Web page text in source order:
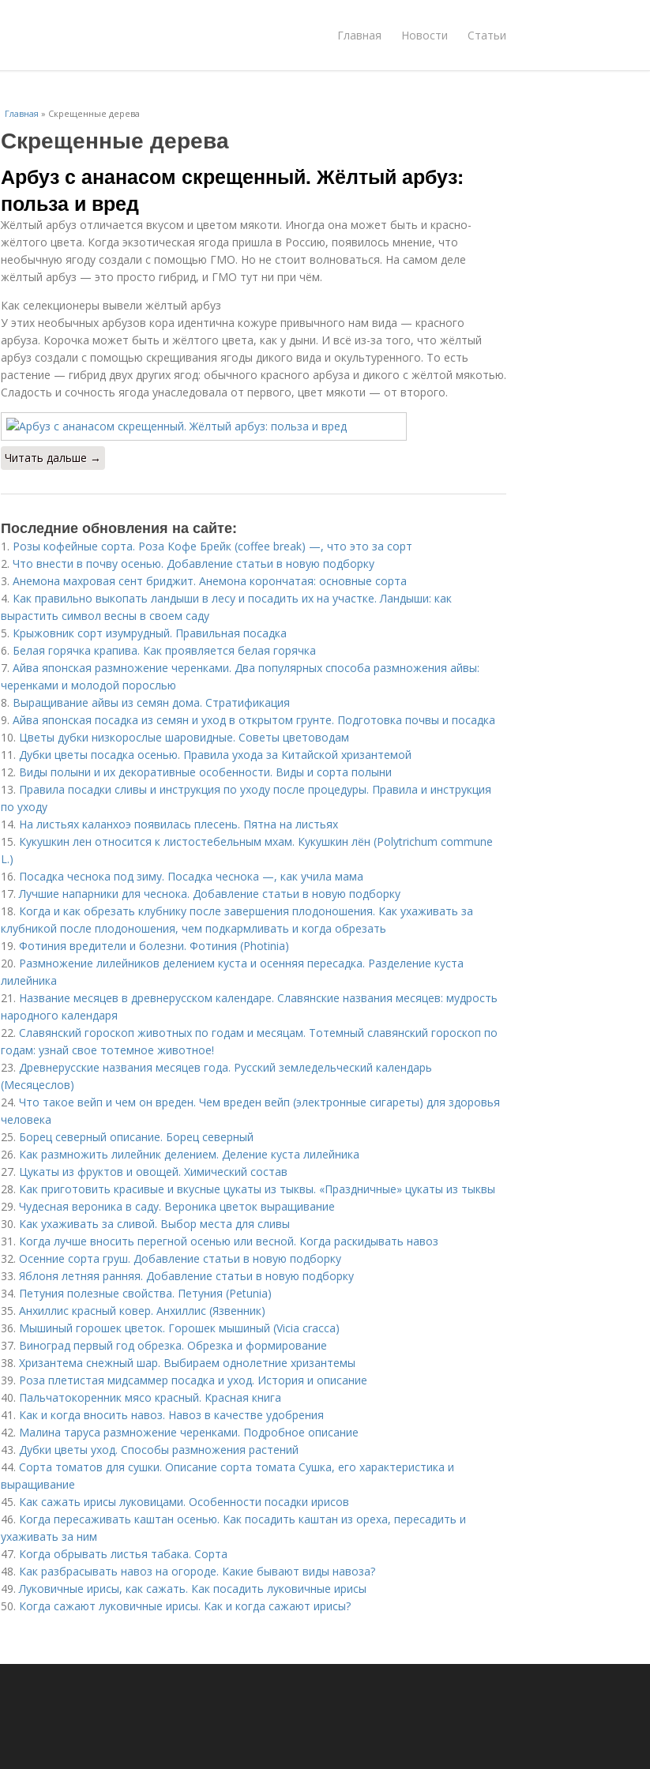
Главная Новости Статьи
Главная » Скрещенные дерева
Скрещенные дерева
Арбуз с ананасом скрещенный. Жёлтый арбуз:
польза и вред
Жёлтый арбуз отличается вкусом и цветом мякоти. Иногда она может быть и красно-
жёлтого цвета. Когда экзотическая ягода пришла в Россию, появилось мнение, что
необычную ягоду создали с помощью ГМО. Но не стоит волноваться. На самом деле
жёлтый арбуз — это просто гибрид, и ГМО тут ни при чём.
Как селекционеры вывели жёлтый арбуз
У этих необычных арбузов кора идентична кожуре привычного нам вида — красного
арбуза. Корочка может быть и жёлтого цвета, как у дыни. И всё из-за того, что жёлтый
арбуз создали с помощью скрещивания ягоды дикого вида и окультуренного. То есть
растение — гибрид двух других ягод: обычного красного арбуза и дикого с жёлтой мякотью.
Сладость и сочность ягода унаследовала от первого, цвет мякоти — от второго.
Читать дальше →
Последние обновления на сайте:
1. Розы кофейные сорта. Роза Кофе Брейк (coffee break) —, что это за сорт
2. Что внести в почву осенью. Добавление статьи в новую подборку
3. Анемона махровая сент бриджит. Анемона корончатая: основные сорта
4. Как правильно выкопать ландыши в лесу и посадить их на участке. Ландыши: как
вырастить символ весны в своем саду
5. Крыжовник сорт изумрудный. Правильная посадка
6. Белая горячка крапива. Как проявляется белая горячка
7. Айва японская размножение черенками. Два популярных способа размножения айвы:
черенками и молодой порослью
8. Выращивание айвы из семян дома. Стратификация
9. Айва японская посадка из семян и уход в открытом грунте. Подготовка почвы и посадка
10. Цветы дубки низкорослые шаровидные. Советы цветоводам
11. Дубки цветы посадка осенью. Правила ухода за Китайской хризантемой
12. Виды полыни и их декоративные особенности. Виды и сорта полыни
13. Правила посадки сливы и инструкция по уходу после процедуры. Правила и инструкция
по уходу
14. На листьях каланхоэ появилась плесень. Пятна на листьях
15. Кукушкин лен относится к листостебельным мхам. Кукушкин лён (Polytrichum commune
L.)
16. Посадка чеснока под зиму. Посадка чеснока —, как учила мама
17.Лучшие напарники для чеснока. Добавление статьи в новую подборку
18. Когда и как обрезать клубнику после завершения плодоношения. Как ухаживать за
клубникой после плодоношения, чем подкармливать и когда обрезать
19. Фотиния вредители и болезни. Фотиния (Photinia)
20. Размножение лилейников делением куста и осенняя пересадка. Разделение куста
лилейника
21. Название месяцев в древнерусском календаре. Славянские названия месяцев: мудрость
народного календаря
22. Славянский гороскоп животных по годам и месяцам. Тотемный славянский гороскоп по
годам: узнай свое тотемное животное!
23. Древнерусские названия месяцев года. Русский земледельческий календарь
(Месяцеслов)
24. Что такое вейп и чем он вреден. Чем вреден вейп (электронные сигареты) для здоровья
человека
25. Борец северный описание. Борец северный
26. Как размножить лилейник делением. Деление куста лилейника
27. Цукаты из фруктов и овощей. Химический состав
28. Как приготовить красивые и вкусные цукаты из тыквы. «Праздничные» цукаты из тыквы
29. Чудесная вероника в саду. Вероника цветок выращивание
30. Как ухаживать за сливой. Выбор места для сливы
31. Когда лучше вносить перегной осенью или весной. Когда раскидывать навоз
32. Осенние сорта груш. Добавление статьи в новую подборку
33. Яблоня летняя ранняя. Добавление статьи в новую подборку
34. Петуния полезные свойства. Петуния (Petunia)
35. Анхиллис красный ковер. Анхиллис (Язвенник)
36. Мышиный горошек цветок. Горошек мышиный (Vicia cracca)
37. Виноград первый год обрезка. Обрезка и формирование
38. Хризантема снежный шар. Выбираем однолетние хризантемы
39. Роза плетистая мидсаммер посадка и уход. История и описание
40. Пальчатокоренник мясо красный. Красная книга
41. Как и когда вносить навоз. Навоз в качестве удобрения
42. Малина таруса размножение черенками. Подробное описание
43. Дубки цветы уход. Способы размножения растений
44. Сорта томатов для сушки. Описание сорта томата Сушка, его характеристика и
выращивание
45. Как сажать ирисы луковицами. Особенности посадки ирисов
46. Когда пересаживать каштан осенью. Как посадить каштан из ореха, пересадить и
ухаживать за ним
47. Когда обрывать листья табака. Сорта
48. Как разбрасывать навоз на огороде. Какие бывают виды навоза?
49.Луковичные ирисы, как сажать. Как посадить луковичные ирисы
50. Когда сажают луковичные ирисы. Как и когда сажают ирисы?